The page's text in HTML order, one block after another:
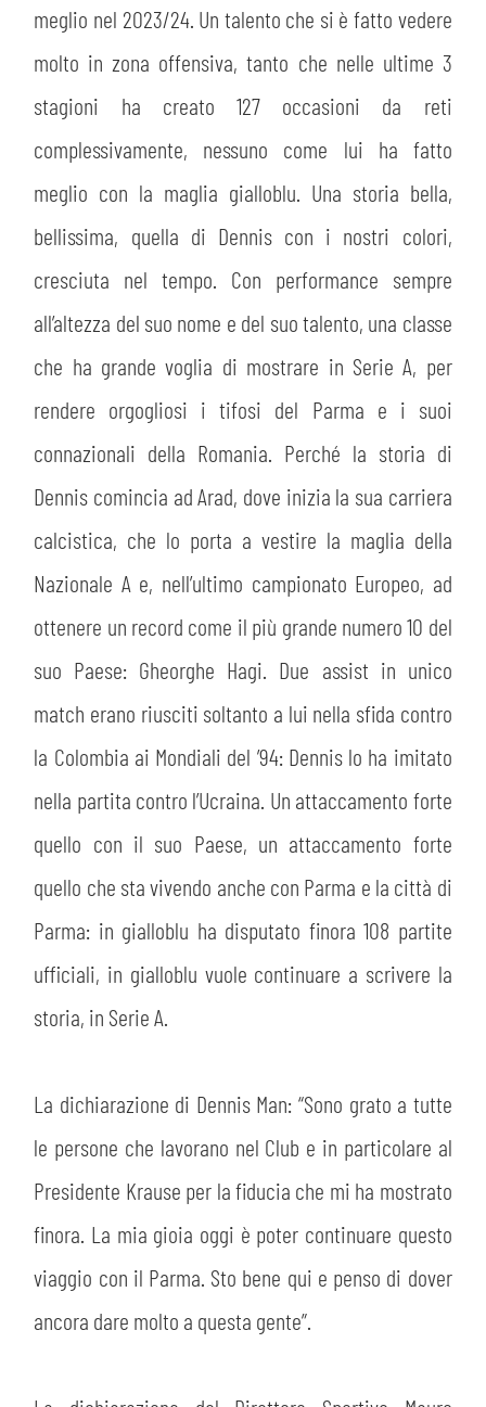
meglio nel 2023/24. Un talento che si è fatto vedere
molto in zona offensiva, tanto che nelle ultime 3
stagioni ha creato 127 occasioni da reti
complessivamente, nessuno come lui ha fatto
meglio con la maglia gialloblu. Una storia bella,
bellissima, quella di Dennis con i nostri colori,
cresciuta nel tempo. Con performance sempre
all’altezza del suo nome e del suo talento, una classe
che ha grande voglia di mostrare in Serie A, per
rendere orgogliosi i tifosi del Parma e i suoi
connazionali della Romania. Perché la storia di
Dennis comincia ad Arad, dove inizia la sua carriera
calcistica, che lo porta a vestire la maglia della
Nazionale A e, nell’ultimo campionato Europeo, ad
ottenere un record come il più grande numero 10 del
suo Paese: Gheorghe Hagi. Due assist in unico
match erano riusciti soltanto a lui nella sfida contro
la Colombia ai Mondiali del ’94: Dennis lo ha imitato
nella partita contro l’Ucraina. Un attaccamento forte
quello con il suo Paese, un attaccamento forte
quello che sta vivendo anche con Parma e la città di
Parma: in gialloblu ha disputato finora 108 partite
ufficiali, in gialloblu vuole continuare a scrivere la
storia, in Serie A.
La dichiarazione di Dennis Man: “Sono grato a tutte
le persone che lavorano nel Club e in particolare al
Presidente Krause per la fiducia che mi ha mostrato
finora. La mia gioia oggi è poter continuare questo
viaggio con il Parma. Sto bene qui e penso di dover
ancora dare molto a questa gente”.